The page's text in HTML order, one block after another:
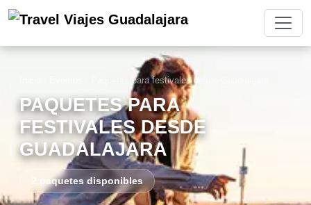
Paquetes para festivales desde Guadalajara
PAQUETES PARA
FESTIVALES DESDE
GUADALAJARA
2 paquetes disponibles